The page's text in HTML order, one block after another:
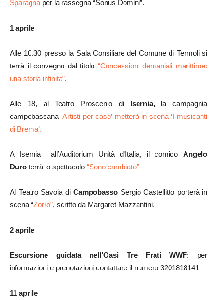
Sparagna per la rassegna “Sonus Domini”.
1 aprile
Alle 10.30 presso la Sala Consiliare del Comune di Termoli si
terrà il convegno dal titolo “Concessioni demaniali marittime:
una storia infinita”.
Alle 18, al Teatro Proscenio di Isernia,la campagnia
campobassana ‘Artisti per caso’ metterà in scena ‘I musicanti
di Brema’.
A Isernia all’Auditorium Unità d’Italia, il comico Angelo
Duro terrà lo spettacolo “Sono cambiato”
Al Teatro Savoia di Campobasso Sergio Castellitto porterà in
scena “Zorro”, scritto da Margaret Mazzantini.
2 aprile
Escursione guidata nell’Oasi Tre Frati WWF: per
informazioni e prenotazioni contattare il numero 3201818141
11 aprile